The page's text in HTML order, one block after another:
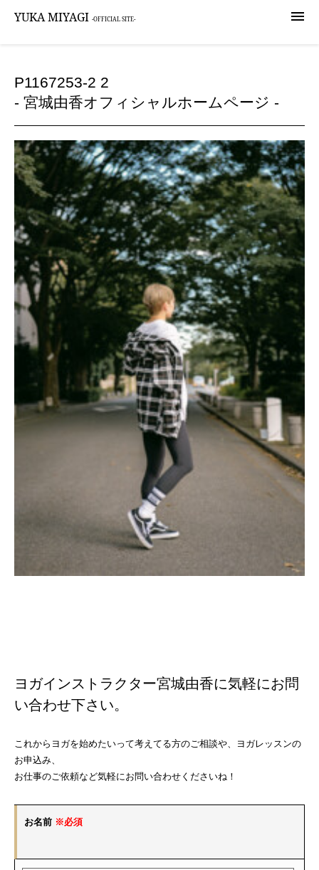

YUKA MIYAGI -OFFICIAL SITE-
P1167253-2 2
- 宮城由香オフィシャルホームページ -
ヨガインストラクター宮城由香に気軽にお問
い合わせ下さい。
これからヨガを始めたいって考えてる方のご相談や、ヨガレッスンの
お申込み、
お仕事のご依頼など気軽にお問い合わせくださいね！
お名前 ※必須